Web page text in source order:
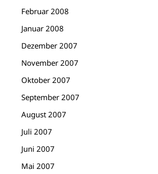
Februar 2008
Januar 2008
Dezember 2007
November 2007
Oktober 2007
September 2007
August 2007
Juli 2007
Juni 2007
Mai 2007